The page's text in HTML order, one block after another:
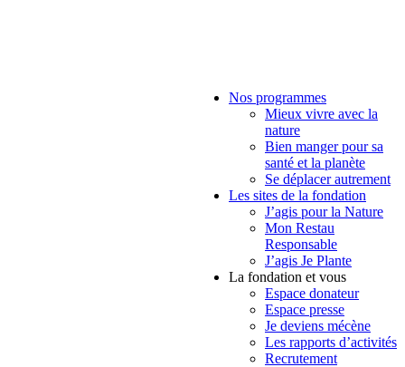
Nos programmes
Mieux vivre avec la
nature
Bien manger pour sa
santé et la planète
Se déplacer autrement
Les sites de la fondation
J’agis pour la Nature
Mon Restau
Responsable
J’agis Je Plante
La fondation et vous
Espace donateur
Espace presse
Je deviens mécène
Les rapports d’activités
Recrutement